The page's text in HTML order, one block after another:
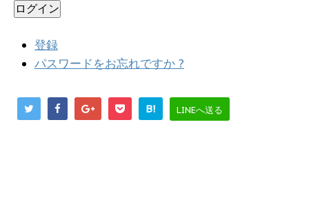
ログイン
登録
パスワードをお忘れですか ?
B! LINEへ送る